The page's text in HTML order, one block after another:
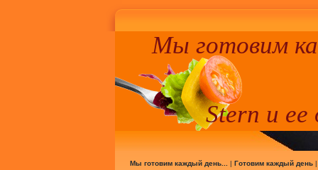
Мы готовим
Stern и ее
Мы готовим каждый день... | Готовим каждый день